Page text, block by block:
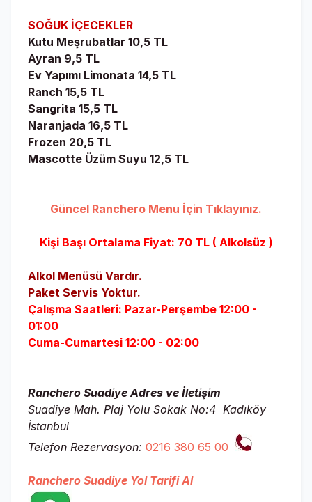
SOĞUK İÇECEKLER
Kutu Meşrubatlar 10,5 TL
Ayran 9,5 TL
Ev Yapımı Limonata 14,5 TL
Ranch 15,5 TL
Sangrita 15,5 TL
Naranjada 16,5 TL
Frozen 20,5 TL
Mascotte Üzüm Suyu 12,5 TL
Güncel Ranchero Menu İçin Tıklayınız.
Kişi Başı Ortalama Fiyat: 70 TL ( Alkolsüz )
Alkol Menüsü Vardır.
Paket Servis Yoktur.
Çalışma Saatleri: Pazar-Perşembe 12:00 -
01:00
Cuma-Cumartesi 12:00 - 02:00
Ranchero Suadiye Adres ve İletişim
Suadiye Mah. Plaj Yolu Sokak No:4 Kadıköy
İstanbul
Telefon Rezervasyon: 0216 380 65 00
Ranchero Suadiye Yol Tarifi Al